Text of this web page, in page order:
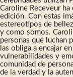
Caroline Receveur
edición. Con estas
estereotipos de
y como somos.
personas que luchan
las obliga a encajar
vulnerabilidades y
comunidad de
de la verdad y la